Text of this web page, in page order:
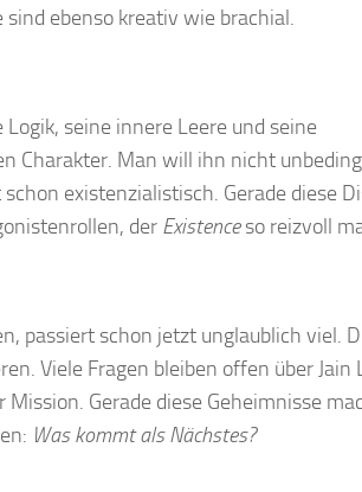
ebenso kreativ wie brachial.
seine innere Leere und seine
Charakter. Man will ihn nicht
existenzialistisch. Gerade diese
der Existenceso reizvoll
passiert schon jetzt unglaublich viel.
Viele Fragen bleiben offen über Jain
Gerade diese Geheimnisse
Was kommt als Nächstes?